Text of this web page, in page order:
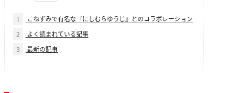
1
こねずみで有名な『にしむらゆうじ』とのコラボレーション
2
よく読まれている記事
3
最新の記事